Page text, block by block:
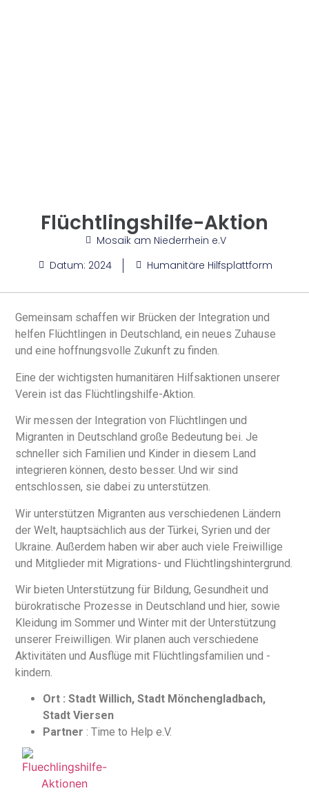
Flüchtlingshilfe-Aktion
Mosaik am Niederrhein e.V
Datum: 2024
Humanitäre Hilfsplattform
Gemeinsam schaffen wir Brücken der Integration und
helfen Flüchtlingen in Deutschland, ein neues Zuhause
und eine hoffnungsvolle Zukunft zu finden.
Eine der wichtigsten humanitären Hilfsaktionen unserer
Verein ist das Flüchtlingshilfe-Aktion.
Wir messen der Integration von Flüchtlingen und
Migranten in Deutschland große Bedeutung bei. Je
schneller sich Familien und Kinder in diesem Land
integrieren können, desto besser. Und wir sind
entschlossen, sie dabei zu unterstützen.
Wir unterstützen Migranten aus verschiedenen Ländern
der Welt, hauptsächlich aus der Türkei, Syrien und der
Ukraine. Außerdem haben wir aber auch viele Freiwillige
und Mitglieder mit Migrations- und Flüchtlingshintergrund.
Wir bieten Unterstützung für Bildung, Gesundheit und
bürokratische Prozesse in Deutschland und hier, sowie
Kleidung im Sommer und Winter mit der Unterstützung
unserer Freiwilligen. Wir planen auch verschiedene
Aktivitäten und Ausflüge mit Flüchtlingsfamilien und -
kindern.
Ort : Stadt Willich, Stadt Mönchengladbach,
Stadt Viersen
Partner : Time to Help e.V.